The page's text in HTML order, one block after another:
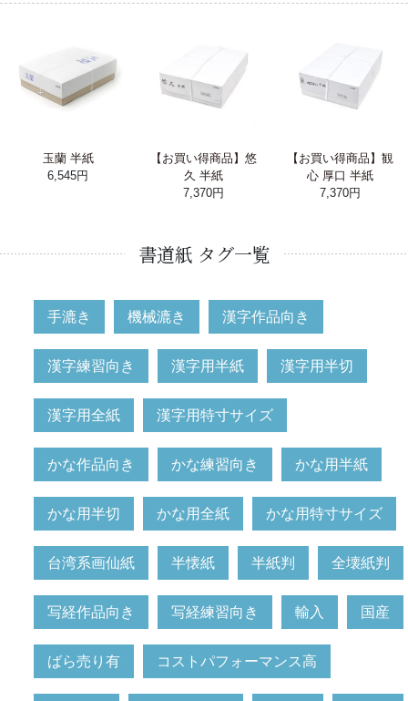
玉蘭 半紙
6,545円
【お買い得商品】悠
久 半紙
7,370円
【お買い得商品】観
心 厚口 半紙
7,370円
書道紙 タグ一覧
手漉き 機械漉き 漢字作品向き
漢字練習向き 漢字用半紙 漢字用半切
漢字用全紙 漢字用特寸サイズ
かな作品向き かな練習向き かな用半紙
かな用半切 かな用全紙 かな用特寸サイズ
台湾系画仙紙 半懐紙 半紙判 全壊紙判
写経作品向き 写経練習向き 輸入 国産
ばら売り有 コストパフォーマンス高